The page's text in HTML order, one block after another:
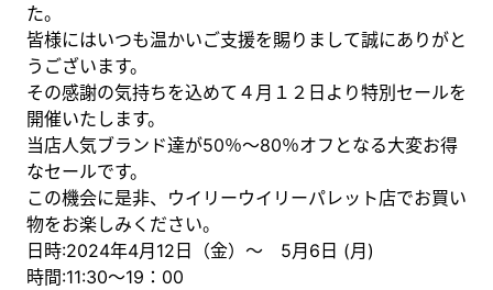
た。
皆様にはいつも温かいご支援を賜りまして誠にありがと
うございます。
その感謝の気持ちを込めて４月１２日より特別セールを
開催いたします。
当店人気ブランド達が50％～80％オフとなる大変お得
なセールです。
この機会に是非、ウイリーウイリーパレット店でお買い
物をお楽しみください。
日時:2024年4月12日（金）〜 5月6日 (月)
時間:11:30〜19：00